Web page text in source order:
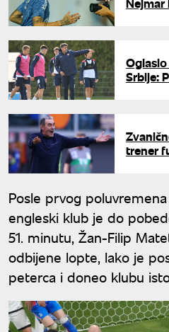
Nejmar
Srbije:
trener
Posle prvog
engleski klub je do
51. minutu, Žan-Filip
odbijene lopte, lako je
peterca i doneo klubu